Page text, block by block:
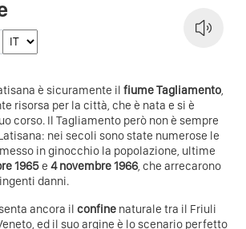
è sicuramente il fiume Tagliamento
risorsa per la città, che è nata e si è
corso. Il Tagliamento però non è sempre
nei secoli sono state numerose le
in ginocchio la popolazione, ultime
1965e 4 novembre 1966, che arrecarono
danni.
ancora il confine naturale tra il Friuli
ed il suo argine è lo scenario perfetto